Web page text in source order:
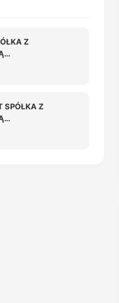
Z
SPÓŁKA Z